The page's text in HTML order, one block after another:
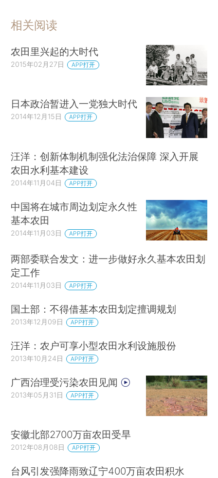
相关阅读
农田里兴起的大时代
2015年02月27日 APP打开
日本政治暂进入一党独大时代
2014年12月15日 APP打开
汪洋：创新体制机制强化法治保障 深入开展
农田水利基本建设
2014年11月04日 APP打开
中国将在城市周边划定永久性
基本农田
2014年11月03日 APP打开
两部委联合发文：进一步做好永久基本农田划
定工作
2014年11月03日 APP打开
国土部：不得借基本农田划定擅调规划
2013年12月09日 APP打开
汪洋：农户可享小型农田水利设施股份
2013年10月24日 APP打开
广西治理受污染农田见闻
2013年05月31日 APP打开
安徽北部2700万亩农田受旱
2012年08月08日 APP打开
台风引发强降雨致辽宁400万亩农田积水